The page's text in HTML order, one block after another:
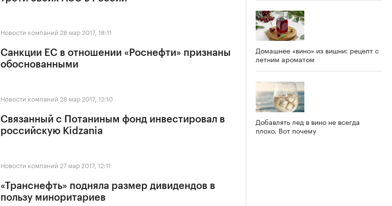
Новости компаний 28 мар 2017, 18:11
Санкции ЕС в отношении «Роснефти» признаны
обоснованными
Новости компаний 28 мар 2017, 12:10
Связанный с Потаниным фонд инвестировал в
российскую Kidzania
Новости компаний 27 мар 2017, 12:11
«Транснефть» подняла размер дивидендов в
пользу миноритариев
Домашнее «вино» из вишни: рецепт с
летним ароматом
Добавлять лед в вино не всегда
плохо. Вот почему